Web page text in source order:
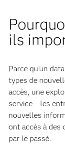
ils
Parce qu'un
types de
accès, une
service – les
nouvelles
ont accès à des
par le passé.